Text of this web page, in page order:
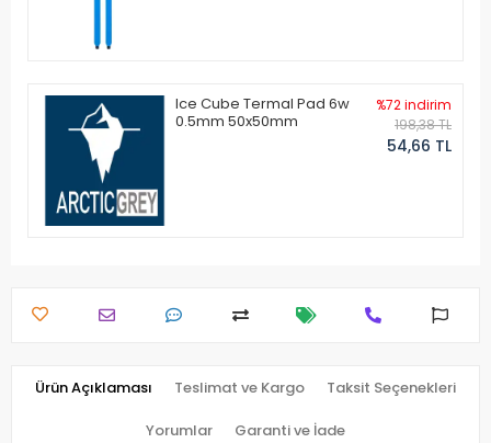
Ice Cube Termal Pad 6w
0.5mm 50x50mm
%72 indirim
198,38 TL
54,66 TL
Ürün Açıklaması Teslimat ve Kargo Taksit Seçenekleri
Yorumlar Garanti ve İade